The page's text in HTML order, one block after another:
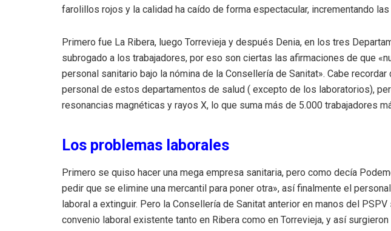
farolillos rojos y la calidad ha caído de forma espectacular, incrementando
Primero fue La Ribera, luego Torrevieja y después Denia, en los tres
subrogado a los trabajadores, por eso son ciertas las afirmaciones de que
personal sanitario bajo la nómina de la Consellería de Sanitat». Cabe
personal de estos departamentos de salud ( excepto de los laboratorios),
resonancias magnéticas y rayos X, lo que suma más de 5.000 trabajadores
Los problemas laborales
Primero se quiso hacer una mega empresa sanitaria, pero como decía
pedir que se elimine una mercantil para poner otra», así finalmente el
laboral a extinguir. Pero la Consellería de Sanitat anterior en manos del
convenio laboral existente tanto en Ribera como en Torrevieja, y así